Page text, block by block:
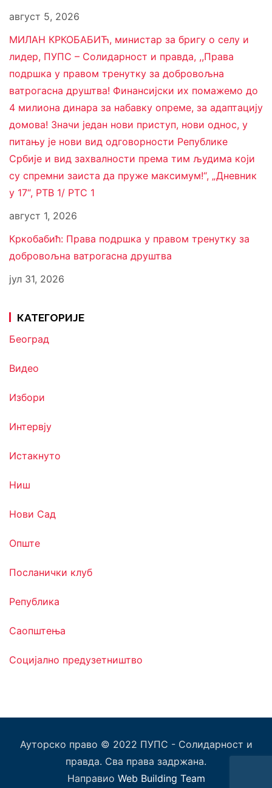
август 5, 2026
МИЛАН КРКОБАБИЋ, министар за бригу о селу и
лидер, ПУПС – Солидарност и правда, ,,Права
подршка у правом тренутку за добровољна
ватрогасна друштва! Финансијски их помажемо до
4 милиона динара за набавку опреме, за адаптацију
домова! Значи један нови приступ, нови однос, у
питању је нови вид одговорности Републике
Србије и вид захвалности према тим људима који
су спремни заиста да пруже максимум!“, „Дневник
у 17“, РТВ 1/ РТС 1
август 1, 2026
Кркобабић: Права подршка у правом тренутку за
добровољна ватрогасна друштва
јул 31, 2026
КАТЕГОРИЈЕ
Београд
Видео
Избори
Интервју
Истакнуто
Ниш
Нови Сад
Опште
Посланички клуб
Република
Саопштења
Социјално предузетништво
Ауторско право © 2022 ПУПС - Солидарност и
правда. Сва права задржана.
Направио Web Building Team